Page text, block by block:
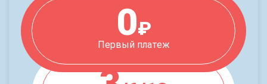
0₽
Первый платеж